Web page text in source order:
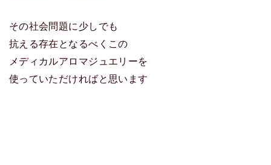
その社会問題に少しでも
抗える存在となるべくこの
メディカルアロマジュエリーを
使っていただければと思います